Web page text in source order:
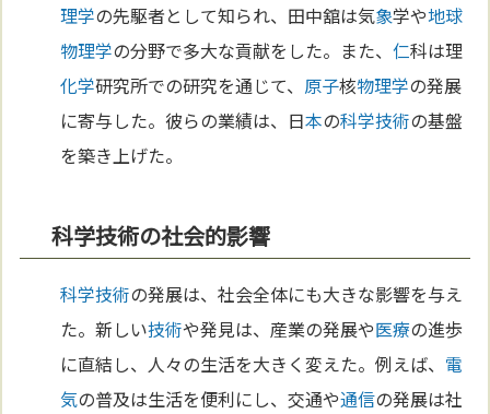
理学の先駆者として知られ、田中舘は気象学や地球
物理学の分野で多大な貢献をした。また、仁科は理
化学研究所での研究を通じて、 原子核物理学の発展
に寄与した。彼らの業績は、日本の科学技術の基盤
を築き上げた。
科学技術の社会的影響
科学技術の発展は、社会全体にも大きな影響を与え
た。新しい技術や発見は、産業の発展や医療の進歩
に直結し、人々の生活を大きく変えた。例えば、 電
気の普及は生活を便利にし、交通や通信の発展は社